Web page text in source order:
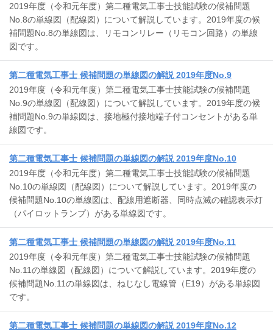
2019年度（令和元年度）第二種電気工事士技能試験の候補問題
No.8の単線図（配線図）について解説しています。2019年度の候
補問題No.8の単線図は、リモコンリレー（リモコン回路）の単線
図です。
第二種電気工事士 候補問題の単線図の解説 2019年度No.9
2019年度（令和元年度）第二種電気工事士技能試験の候補問題
No.9の単線図（配線図）について解説しています。2019年度の候
補問題No.9の単線図は、接地極付接地端子付コンセントがある単
線図です。
第二種電気工事士 候補問題の単線図の解説 2019年度No.10
2019年度（令和元年度）第二種電気工事士技能試験の候補問題
No.10の単線図（配線図）について解説しています。2019年度の
候補問題No.10の単線図は、配線用遮断器、同時点滅の確認表示灯
（パイロットランプ）がある単線図です。
第二種電気工事士 候補問題の単線図の解説 2019年度No.11
2019年度（令和元年度）第二種電気工事士技能試験の候補問題
No.11の単線図（配線図）について解説しています。2019年度の
候補問題No.11の単線図は、ねじなし電線管（E19）がある単線図
です。
第二種電気工事士 候補問題の単線図の解説 2019年度No.12